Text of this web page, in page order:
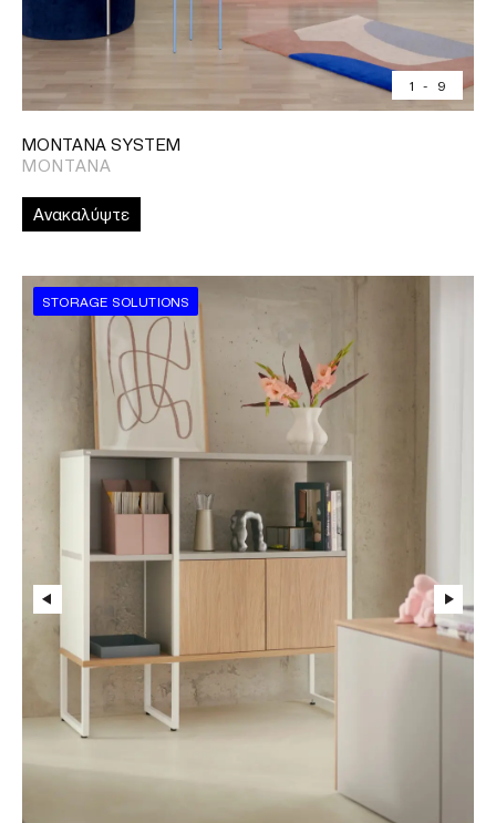
1 - 9
MONTANA SYSTEM
MONTANA
Ανακαλύψτε
STORAGE SOLUTIONS